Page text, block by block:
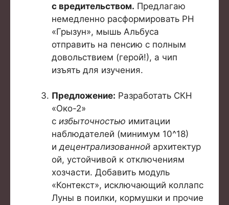
с вредительством. Предлагаю
немедленно расформировать РН
«Грызун», мышь Альбуса
отправить на пенсию с полным
довольствием (герой!), а чип
изъять для изучения.
Предложение: Разработать СКН
«Око-2»
с избыточностью имитации
наблюдателей (минимум 10^18)
идецентрализованной архитектур
ой, устойчивой к отключениям
хозчасти. Добавить модуль
«Контекст», исключающий коллапс
Луны в поилки, кормушки и прочие